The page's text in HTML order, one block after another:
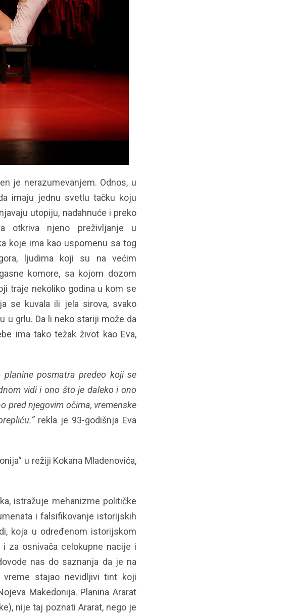
je nerazumevanjem. Odnos, u
imaju jednu svetlu tačku koju
utopiju, nadahnuće i preko
otkriva njeno preživljanje u
koje ima kao uspomenu sa tog
ljudima koji su na većim
komore, sa kojom dozom
traje nekoliko godina u kom se
se kuvala ili jela sirova, svako
u grlu. Da li neko stariji može da
ima tako težak život kao Eva,
posmatra predeo koji se
vidi i ono što je daleko i ono
pred njegovim očima, vremenske
rekla je 93-godišnja Eva
u režiji Kokana Mladenovića,
istražuje mehanizme političke
i falsifikovanje istorijskih
koja u određenom istorijskom
za osnivača celokupne nacije i
nas do saznanja da je na
vreme stajao nevidljivi tint koji
Makedonija. Planina Ararat
nije taj poznati Ararat, nego je